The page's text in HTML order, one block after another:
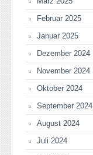
Februar 2025
Januar 2025
Dezember 2024
November 2024
Oktober 2024
September 2024
August 2024
Juli 2024